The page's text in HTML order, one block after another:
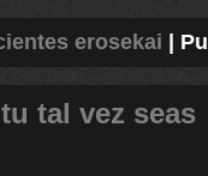
erosekai
tal vez seas